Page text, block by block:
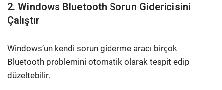
2. Windows Bluetooth Sorun Gidericisini
Çalıştır
Windows’un kendi sorun giderme aracı birçok
Bluetooth problemini otomatik olarak tespit edip
düzeltebilir.